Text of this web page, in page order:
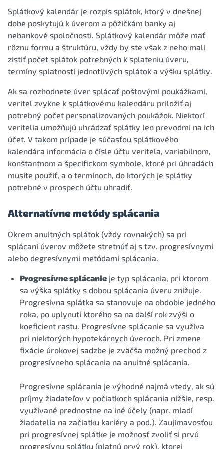
Splátkový kalendár je rozpis splátok, ktorý v dnešnej
dobe poskytujú k úverom a pôžičkám banky aj
nebankové spoločnosti. Splátkový kalendár môže mať
rôznu formu a štruktúru, vždy by ste však z neho mali
zistiť počet splátok potrebných k splateniu úveru,
termíny splatností jednotlivých splátok a výšku splátky.
Ak sa rozhodnete úver splácať poštovými poukážkami,
veriteľ zvykne k splátkovému kalendáru priložiť aj
potrebný počet personalizovaných poukážok. Niektorí
veritelia umožňujú uhrádzať splátky len prevodmi na ich
účet. V takom prípade je súčasťou splátkového
kalendára informácia o čísle účtu veriteľa, variabilnom,
konštantnom a špecifickom symbole, ktoré pri úhradách
musíte použiť, a o termínoch, do ktorých je splátky
potrebné v prospech účtu uhradiť.
Alternatívne metódy splácania
Okrem anuitných splátok (vždy rovnakých) sa pri
splácaní úverov môžete stretnúť aj s tzv. progresívnymi
alebo degresívnymi metódami splácania.
Progresívne splácanie je typ splácania, pri ktorom
sa výška splátky s dobou splácania úveru znižuje.
Progresívna splátka sa stanovuje na obdobie jedného
roka, po uplynutí ktorého sa na ďalší rok zvýši o
koeficient rastu. Progresívne splácanie sa využíva
pri niektorých hypotekárnych úveroch. Pri zmene
fixácie úrokovej sadzbe je zväčša možný prechod z
progresívneho splácania na anuitné splácania.
Progresívne splácania je výhodné najmä vtedy, ak sú
príjmy žiadateľov v počiatkoch splácania nižšie, resp.
využívané prednostne na iné účely (napr. mladí
žiadatelia na začiatku kariéry a pod.). Zaujímavosťou
pri progresívnej splátke je možnosť zvoliť si prvú
progresívnu splátku (platnú prvý rok), ktorej